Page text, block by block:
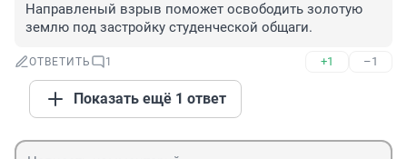
Направленый взрыв поможет освободить золотую
землю под застройку студенческой общаги.
ОТВЕТИТЬ 1 +1 –1
Показать ещё 1 ответ